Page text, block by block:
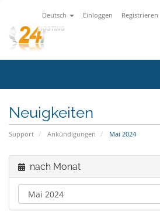
Deutsch Einloggen Registrieren
Neuigkeiten
Support Ankündigungen Mai 2024
nach Monat